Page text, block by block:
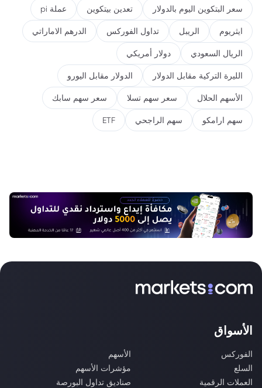
سعر البتكوين اليوم بالدولار تعدين بيتكوين عملة pi
ايثريوم الريبل تداول الفوركس الدرهم الاماراتي
الريال السعودي دولار أمريكي
الليرة التركية مقابل الدولار الدولار مقابل اليورو
الأسهم الحلال سعر سهم تسلا سعر سهم سابك
سهم ارامكو سهم الراجحي ETF
الأسواق
الفوركس
الأسهم
السلع
مؤشرات الأسهم
العملات الرقمية
صناديق تداول البورصة